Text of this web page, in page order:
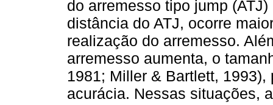
do arremesso tipo jump
distância do ATJ, ocorre
realização do arremesso.
arremesso aumenta, o
1981; Miller & Bartlett,
acurácia. Nessas situações,